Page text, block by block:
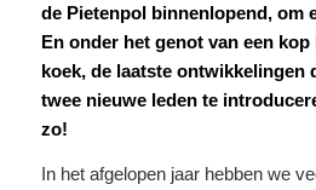
de Pietenpol binnenlopend, om
En onder het genot van een
koek, de laatste ontwikkelingen
twee nieuwe leden te
zo!
In het afgelopen jaar hebben we